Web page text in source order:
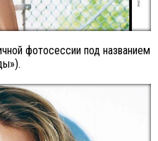
фотосессии под названием